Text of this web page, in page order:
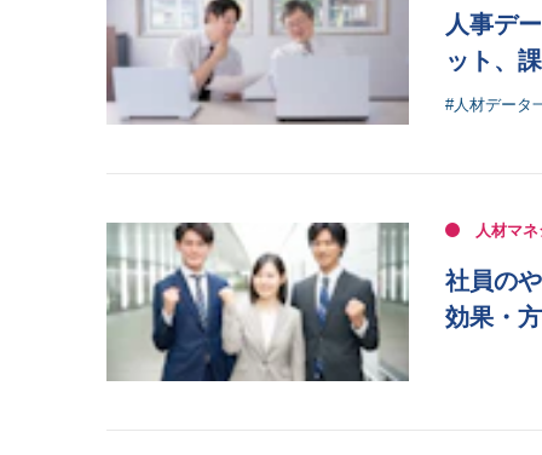
人事デ
ット、
#人材データ
人材マ
社員の
効果・